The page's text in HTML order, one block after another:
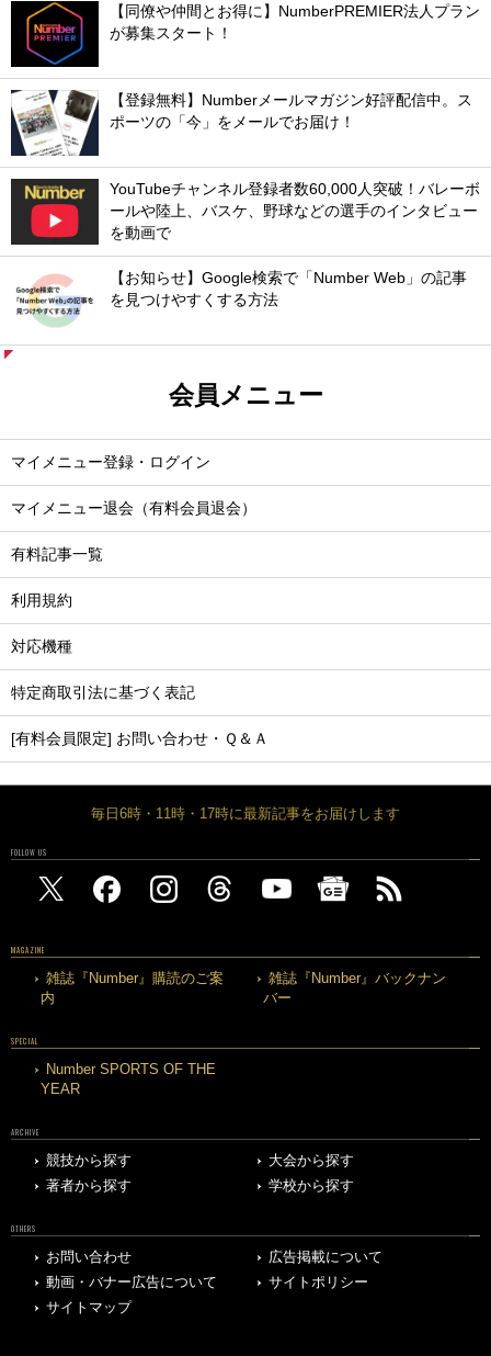
【同僚や仲間とお得に】NumberPREMIER法人プラン
が募集スタート！
【登録無料】Numberメールマガジン好評配信中。ス
ポーツの「今」をメールでお届け！
YouTubeチャンネル登録者数60,000人突破！バレーボ
ールや陸上、バスケ、野球などの選手のインタビュー
を動画で
【お知らせ】Google検索で「Number Web」の記事
を見つけやすくする方法
会員メニュー
マイメニュー登録・ログイン
マイメニュー退会（有料会員退会）
有料記事一覧
利用規約
対応機種
特定商取引法に基づく表記
[有料会員限定] お問い合わせ・Ｑ＆Ａ
毎日6時・11時・17時に最新記事をお届けします
FOLLOW US
MAGAZINE
雑誌『Number』購読のご案
内
雑誌『Number』バックナン
バー
SPECIAL
Number SPORTS OF THE
YEAR
ARCHIVE
競技から探す
大会から探す
著者から探す
学校から探す
OTHERS
お問い合わせ
広告掲載について
動画・バナー広告について
サイトポリシー
サイトマップ